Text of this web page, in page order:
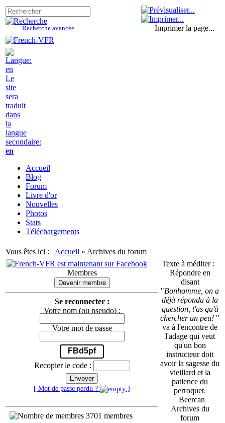
Recherche avancée Imprimer la page...
Le
site
sera
traduit
dans
la
langue
secondaire:
en
Accueil
Blog
Forum
Livre d'or
Nouvelles
Photos
Stats
Téléchargements
Vous êtes ici : Accueil » Archives du forum
Membres
Devenir membre
Se reconnecter :
Votre nom (ou pseudo) :
Votre mot de passe
FBd5pf
Recopier le code :
Envoyer
[ Mot de passe perdu ? ]
3701 membres
Texte à méditer :
Répondre en
disant
"Bonhomme, on a
déjà répondu à la
question, t'as qu'à
chercher un peu! "
va à l'encontre de
l'adage qui veut
qu'un bon
instructeur doit
avoir la sagesse du
vieillard et la
patience du
perroquet.
Beercan
Archives du
forum